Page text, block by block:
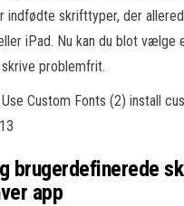
indfødte skrifttyper, der
iPad. Nu kan du blot vælge
problemfrit.
brugerdefinerede
app